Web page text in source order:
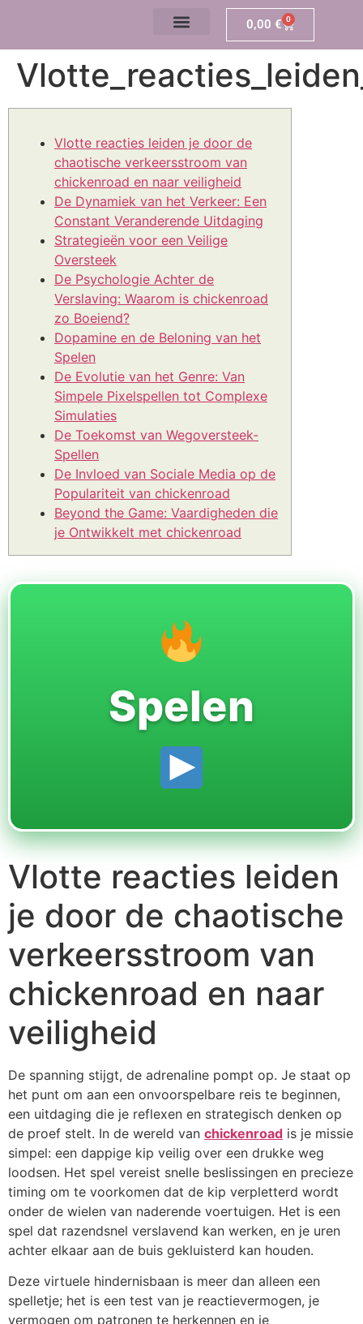
0,00 € 0
Vlotte reacties leiden je door de
chaotische verkeersstroom van
chickenroad en naar veiligheid
De Dynamiek van het Verkeer: Een
Constant Veranderende Uitdaging
Strategieën voor een Veilige
Oversteek
De Psychologie Achter de
Verslaving: Waarom is chickenroad
zo Boeiend?
Dopamine en de Beloning van het
Spelen
De Evolutie van het Genre: Van
Simpele Pixelspellen tot Complexe
Simulaties
De Toekomst van Wegoversteek-
Spellen
De Invloed van Sociale Media op de
Populariteit van chickenroad
Beyond the Game: Vaardigheden die
je Ontwikkelt met chickenroad
Spelen
Vlotte reacties leiden
je door de chaotische
verkeersstroom van
chickenroad en naar
veiligheid
De spanning stijgt, de adrenaline pompt op. Je staat op
het punt om aan een onvoorspelbare reis te beginnen,
een uitdaging die je reflexen en strategisch denken op
de proef stelt. In de wereld van chickenroad is je missie
simpel: een dappige kip veilig over een drukke weg
loodsen. Het spel vereist snelle beslissingen en precieze
timing om te voorkomen dat de kip verpletterd wordt
onder de wielen van naderende voertuigen. Het is een
spel dat razendsnel verslavend kan werken, en je uren
achter elkaar aan de buis gekluisterd kan houden.
Deze virtuele hindernisbaan is meer dan alleen een
spelletje; het is een test van je reactievermogen, je
vermogen om patronen te herkennen en je